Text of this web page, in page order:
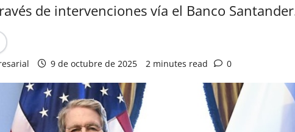
de intervenciones vía el Banco
9 de octubre de 2025 2 minutes read 0